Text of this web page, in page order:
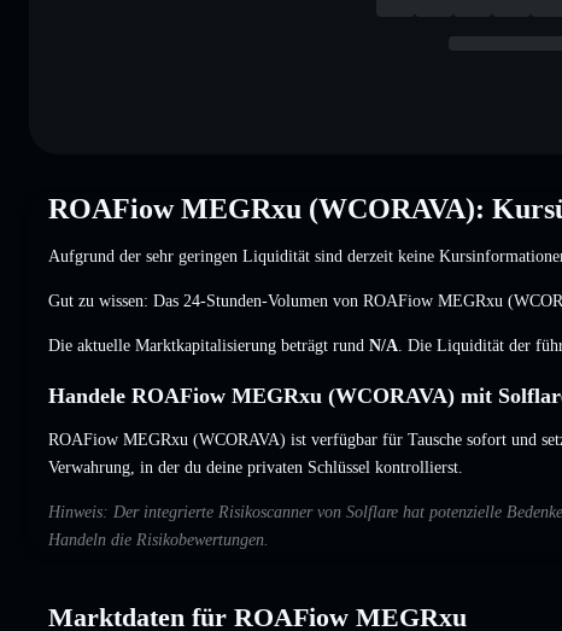
ROAFiow MEGRxu (WCORAVA):
Aufgrund der sehr geringen Liquidität sind derzeit keine
Gut zu wissen: Das 24-Stunden-Volumen von ROAFiow MEGRxu
Die aktuelle Marktkapitalisierung beträgt rund N/A . Die Liquidität der
Handele ROAFiow MEGRxu (WCORAVA) mit
ROAFiow MEGRxu (WCORAVA) ist verfügbar für Tausche sofort und
Verwahrung, in der du deine privaten Schlüssel kontrollierst.
Hinweis: Der integrierte Risikoscanner von Solflare hat potenzielle
Handeln die Risikobewertungen.
Marktdaten für ROAFiow MEGRxu